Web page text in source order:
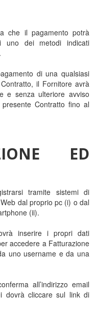
che il pagamento potrà
uno dei metodi indicati
di una qualsiasi
il Fornitore avrà
e senza ulteriore avviso
Contratto fino al
ED
tramite sistemi di
dal proprio pc (i) o dal
(ii).
inserire i propri dati
accedere a Fatturazione
uno username e da una
all’indirizzo email
dovrà cliccare sul link di